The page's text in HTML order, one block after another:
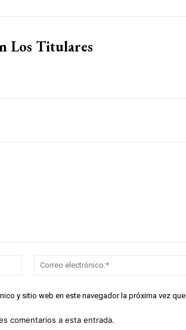
Los Titulares
Nombre:*
y sitio web en este navegador la próxima vez
comentarios a esta entrada.